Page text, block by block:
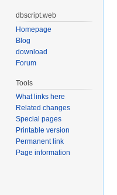
dbscript.web
Homepage
Blog
download
Forum
Tools
What links here
Related changes
Special pages
Printable version
Permanent link
Page information